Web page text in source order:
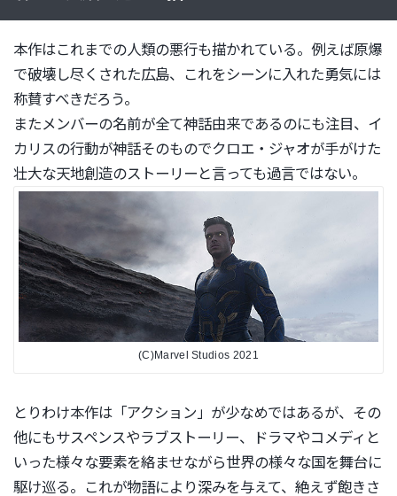
本作はこれまでの人類の悪行も描かれている。 例えば原爆
で破壊し尽くされた広島、
これをシーンに入れた勇気には
称賛すべきだろう。
またメンバーの名前が全て神話由来であるのにも注目、 イ
カリスの行動が神話そのものでクロエ・ ジャオが手がけた
壮大な天地創造のストーリーと言っても過言ではない。
(C)Marvel Studios 2021
とりわけ本作は「アクション」が少なめではあるが、 その
他にもサスペンスやラブストーリー、
ドラマやコメディと
いった様々な要素を絡ませながら世界の様々な国を舞台に
駆け巡る。これが物語により深みを与えて、 絶えず飽きさ